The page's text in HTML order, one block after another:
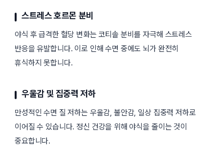
스트레스 호르몬 분비
야식 후 급격한 혈당 변화는 코티솔 분비를 자극해 스트레스
반응을 유발합니다. 이로 인해 수면 중에도 뇌가 완전히
휴식하지 못합니다.
우울감 및 집중력 저하
만성적인 수면 질 저하는 우울감, 불안감, 일상 집중력 저하로
이어질 수 있습니다. 정신 건강을 위해 야식을 줄이는 것이
중요합니다.